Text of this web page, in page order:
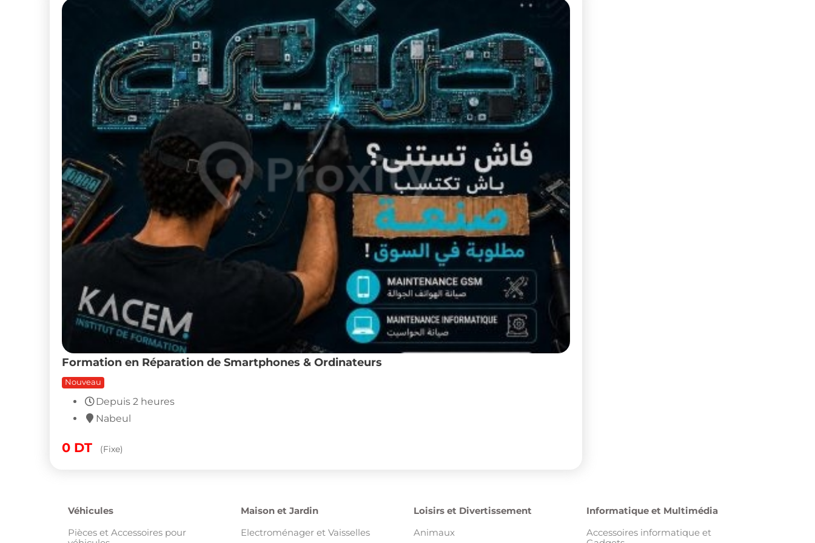
Formation en Réparation de Smartphones & Ordinateurs
Nouveau
Depuis 2 heures
Nabeul
0 DT (Fixe)
Véhicules
Pièces et Accessoires pour
Maison et Jardin
Electroménager et Vaisselles
Loisirs et Divertissement
Animaux
Informatique et Multimédia
Accessoires informatique et